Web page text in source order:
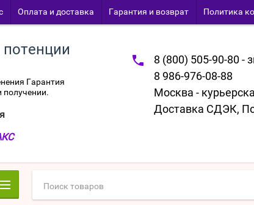
Оплата и доставка Гарантия и возврат Политика
Гарантия
получении.
8 (800) 505-90-80 -
8 986-976-08-88
Москва -
Доставка СДЭК,